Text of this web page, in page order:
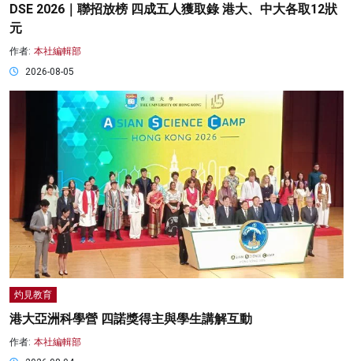
DSE 2026｜聯招放榜 四成五人獲取錄 港大、中大各取12狀
元
作者: 本社編輯部
2026-08-05
灼見教育
港大亞洲科學營 四諾獎得主與學生講解互動
作者: 本社編輯部